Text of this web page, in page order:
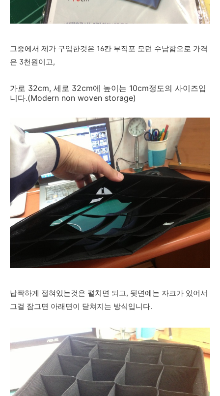
그중에서 제가 구입한것은 16칸 부직포 모던 수납함으로 가격
은 3천원이고,
가로 32cm, 세로 32cm에 높이는 10cm정도의 사이즈입
니다.(Modern non woven storage)
납짝하게 접혀있는것은 펼치면 되고, 뒷면에는 자크가 있어서
그걸 잠그면 아래면이 닫쳐지는 방식입니다.